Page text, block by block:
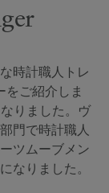
時計職人トレ
ご紹介しま
りました。ヴ
門で時計職人
ツムーブメン
なりました。